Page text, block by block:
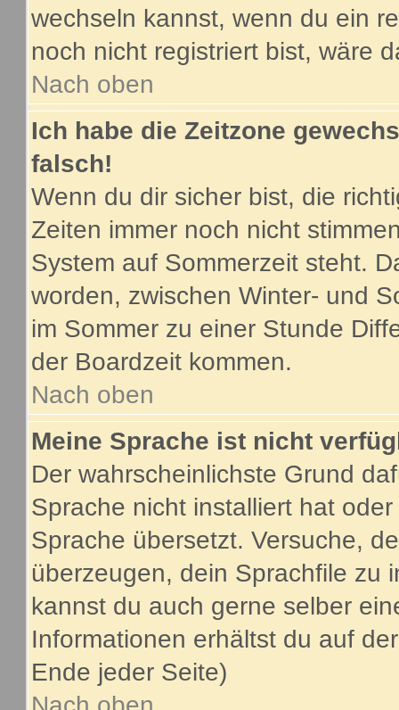
wechseln kannst, wenn du ein
noch nicht registriert bist, wäre
Nach oben
Ich habe die Zeitzone
falsch!
Wenn du dir sicher bist, die
Zeiten immer noch nicht
System auf Sommerzeit steht.
worden, zwischen Winter- und
im Sommer zu einer Stunde
der Boardzeit kommen.
Nach oben
Meine Sprache ist nicht
Der wahrscheinlichste Grund
Sprache nicht installiert hat
Sprache übersetzt. Versuche,
überzeugen, dein Sprachfile zu
kannst du auch gerne selber
Informationen erhältst du auf
Ende jeder Seite)